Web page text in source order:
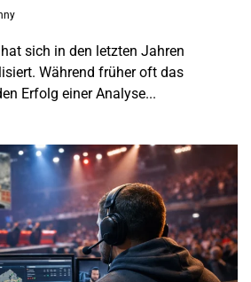
sich in den letzten Jahren
Während früher oft das
Erfolg einer Analyse...